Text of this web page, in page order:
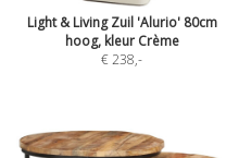
Light & Living Zuil 'Alurio' 80cm
hoog, kleur Crème
€ 238,-